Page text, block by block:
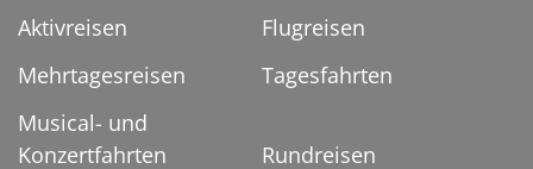
Aktivreisen
Flugreisen
Mehrtagesreisen
Tagesfahrten
Musical- und
Konzertfahrten
Rundreisen